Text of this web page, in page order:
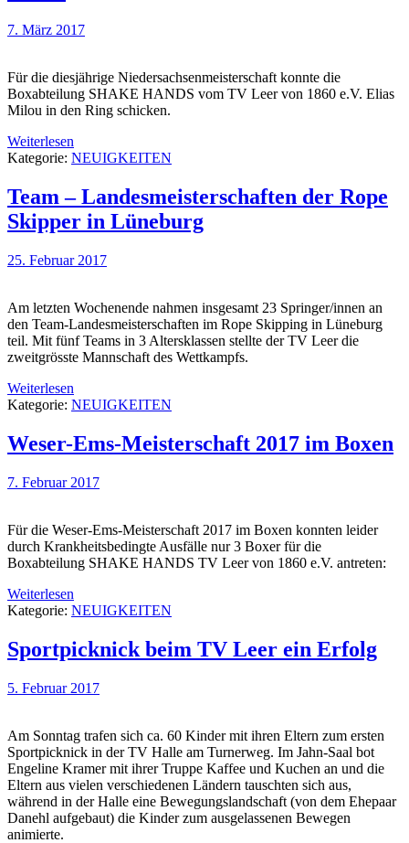
7. März 2017
Für die diesjährige Niedersachsenmeisterschaft konnte die
Boxabteilung SHAKE HANDS vom TV Leer von 1860 e.V. Elias
Milou in den Ring schicken.
Weiterlesen
Kategorie: NEUIGKEITEN
Team – Landesmeisterschaften der Rope
Skipper in Lüneburg
25. Februar 2017
Am letzten Wochenende nahmen insgesamt 23 Springer/innen an
den Team-Landesmeisterschaften im Rope Skipping in Lüneburg
teil. Mit fünf Teams in 3 Altersklassen stellte der TV Leer die
zweitgrösste Mannschaft des Wettkampfs.
Weiterlesen
Kategorie: NEUIGKEITEN
Weser-Ems-Meisterschaft 2017 im Boxen
7. Februar 2017
Für die Weser-Ems-Meisterschaft 2017 im Boxen konnten leider
durch Krankheitsbedingte Ausfälle nur 3 Boxer für die
Boxabteilung SHAKE HANDS TV Leer von 1860 e.V. antreten:
Weiterlesen
Kategorie: NEUIGKEITEN
Sportpicknick beim TV Leer ein Erfolg
5. Februar 2017
Am Sonntag trafen sich ca. 60 Kinder mit ihren Eltern zum ersten
Sportpicknick in der TV Halle am Turnerweg. Im Jahn-Saal bot
Engeline Kramer mit ihrer Truppe Kaffee und Kuchen an und die
Eltern aus vielen verschiedenen Ländern tauschten sich aus,
während in der Halle eine Bewegungslandschaft (von dem Ehepaar
Danehl aufgebaut) die Kinder zum ausgelassenen Bewegen
animierte.